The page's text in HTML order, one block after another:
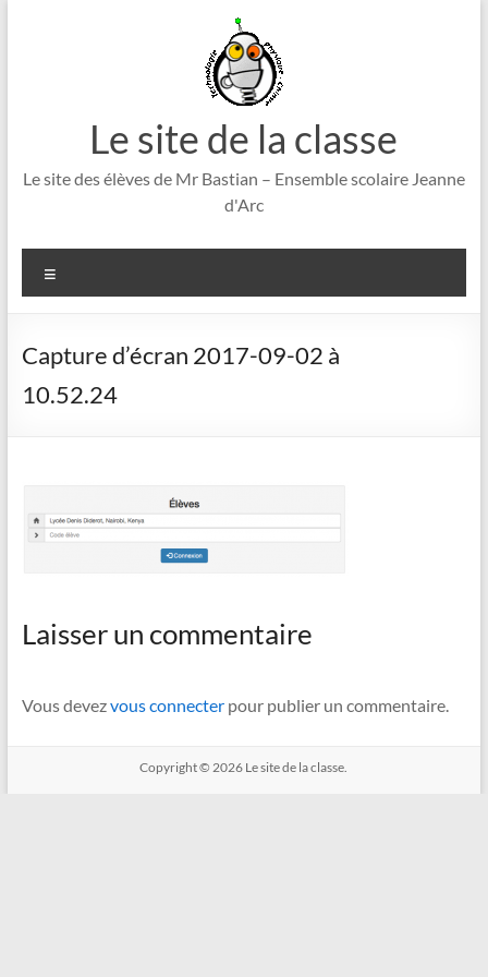
Le site de la classe
Le site des élèves de Mr Bastian – Ensemble scolaire Jeanne
d'Arc
Capture d’écran 2017-09-02 à
10.52.24
Laisser un commentaire
Vous devezvous connecterpour publier un commentaire.
Copyright © 2026 Le site de la classe.